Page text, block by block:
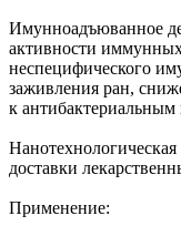
Имунноадъюванное
активности
неспецифического
заживления ран,
к антибактериальным
доставки
Применение: